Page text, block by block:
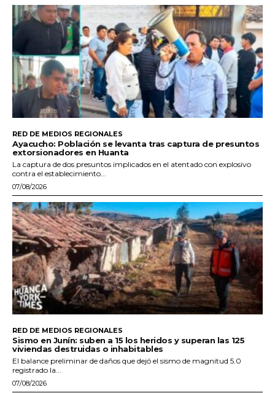
RED DE MEDIOS REGIONALES
Ayacucho: Población se levanta tras captura de presuntos
extorsionadores en Huanta
La captura de dos presuntos implicados en el atentado con explosivo
contra el establecimiento...
07/08/2026
RED DE MEDIOS REGIONALES
Sismo en Junín: suben a 15 los heridos y superan las 125
viviendas destruidas o inhabitables
El balance preliminar de daños que dejó el sismo de magnitud 5.0
registrado la...
07/08/2026